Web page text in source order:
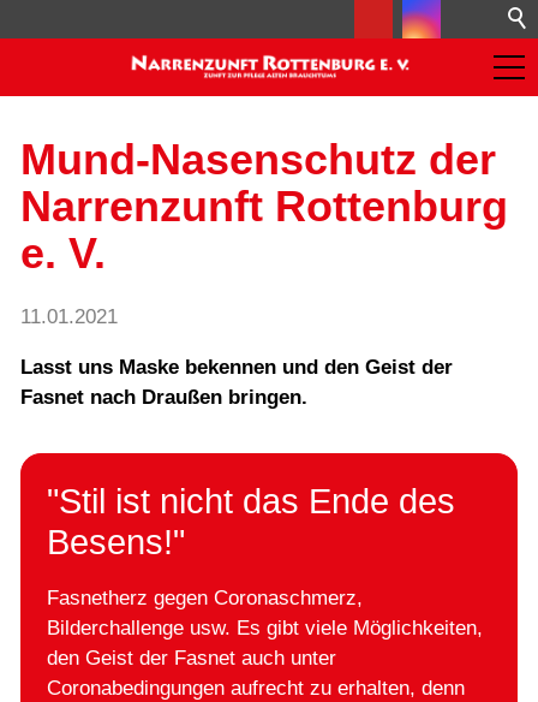
Mund-Nasenschutz der
Narrenzunft Rottenburg
e. V.
11.01.2021
Lasst uns Maske bekennen und den Geist der
Fasnet nach Draußen bringen.
"Stil ist nicht das Ende des
Besens!"
Fasnetherz gegen Coronaschmerz,
Bilderchallenge usw. Es gibt viele Möglichkeiten,
den Geist der Fasnet auch unter
Coronabedingungen aufrecht zu erhalten, denn